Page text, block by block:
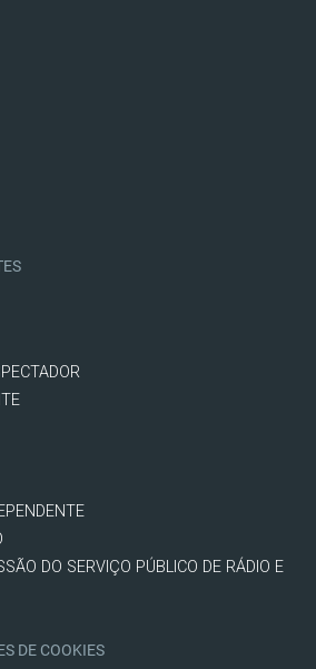
DO SERVIÇO PÚBLICO DE RÁDIO E
DE COOKIES